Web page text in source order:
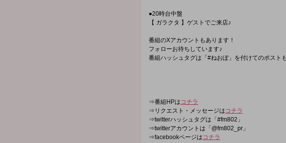
●20時台中盤
【 ガラクタ 】ゲストでご来店♪
番組のXアカウントもあります！
フォローお待ちしています♪
番組ハッシュタグは「#ねおぽ」を付けてのポスト
⇒番組HPは コチラ
⇒リクエスト・メッセージは コチラ
⇒twitterハッシュタグは「#fm802」
⇒twitterアカウントは「@fm802_pr」
⇒facebookページは コチラ